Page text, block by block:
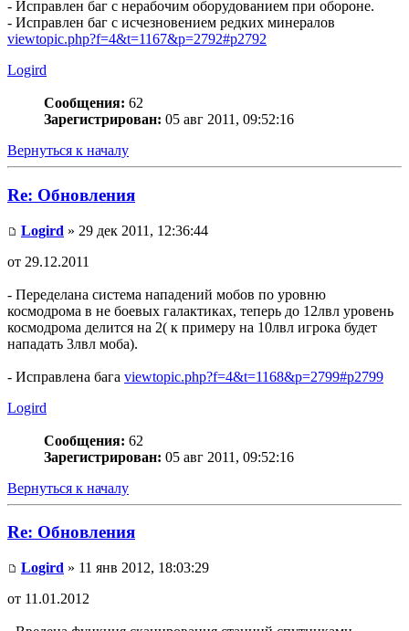
- Исправлен баг с нерабочим оборудованием при обороне.
- Исправлен баг с исчезновением редких минералов
viewtopic.php?f=4&t=1167&p=2792#p2792
Logird
Сообщения: 62
Зарегистрирован: 05 авг 2011, 09:52:16
Вернуться к началу
Re: Обновления
Logird » 29 дек 2011, 12:36:44
от 29.12.2011
- Переделана система нападений мобов по уровню
космодрома в не боевых галактиках, теперь до 12лвл уровень
космодрома делится на 2( к примеру на 10лвл игрока будет
нападать 3лвл моба).
- Исправлена бага viewtopic.php?f=4&t=1168&p=2799#p2799
Logird
Сообщения: 62
Зарегистрирован: 05 авг 2011, 09:52:16
Вернуться к началу
Re: Обновления
Logird » 11 янв 2012, 18:03:29
от 11.01.2012